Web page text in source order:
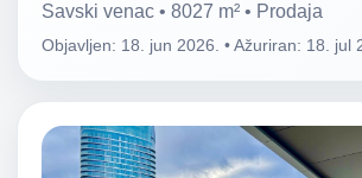
Savski venac • 8027 m² • Prodaja
Objavljen: 18. jun 2026. •Ažuriran: 18. jul